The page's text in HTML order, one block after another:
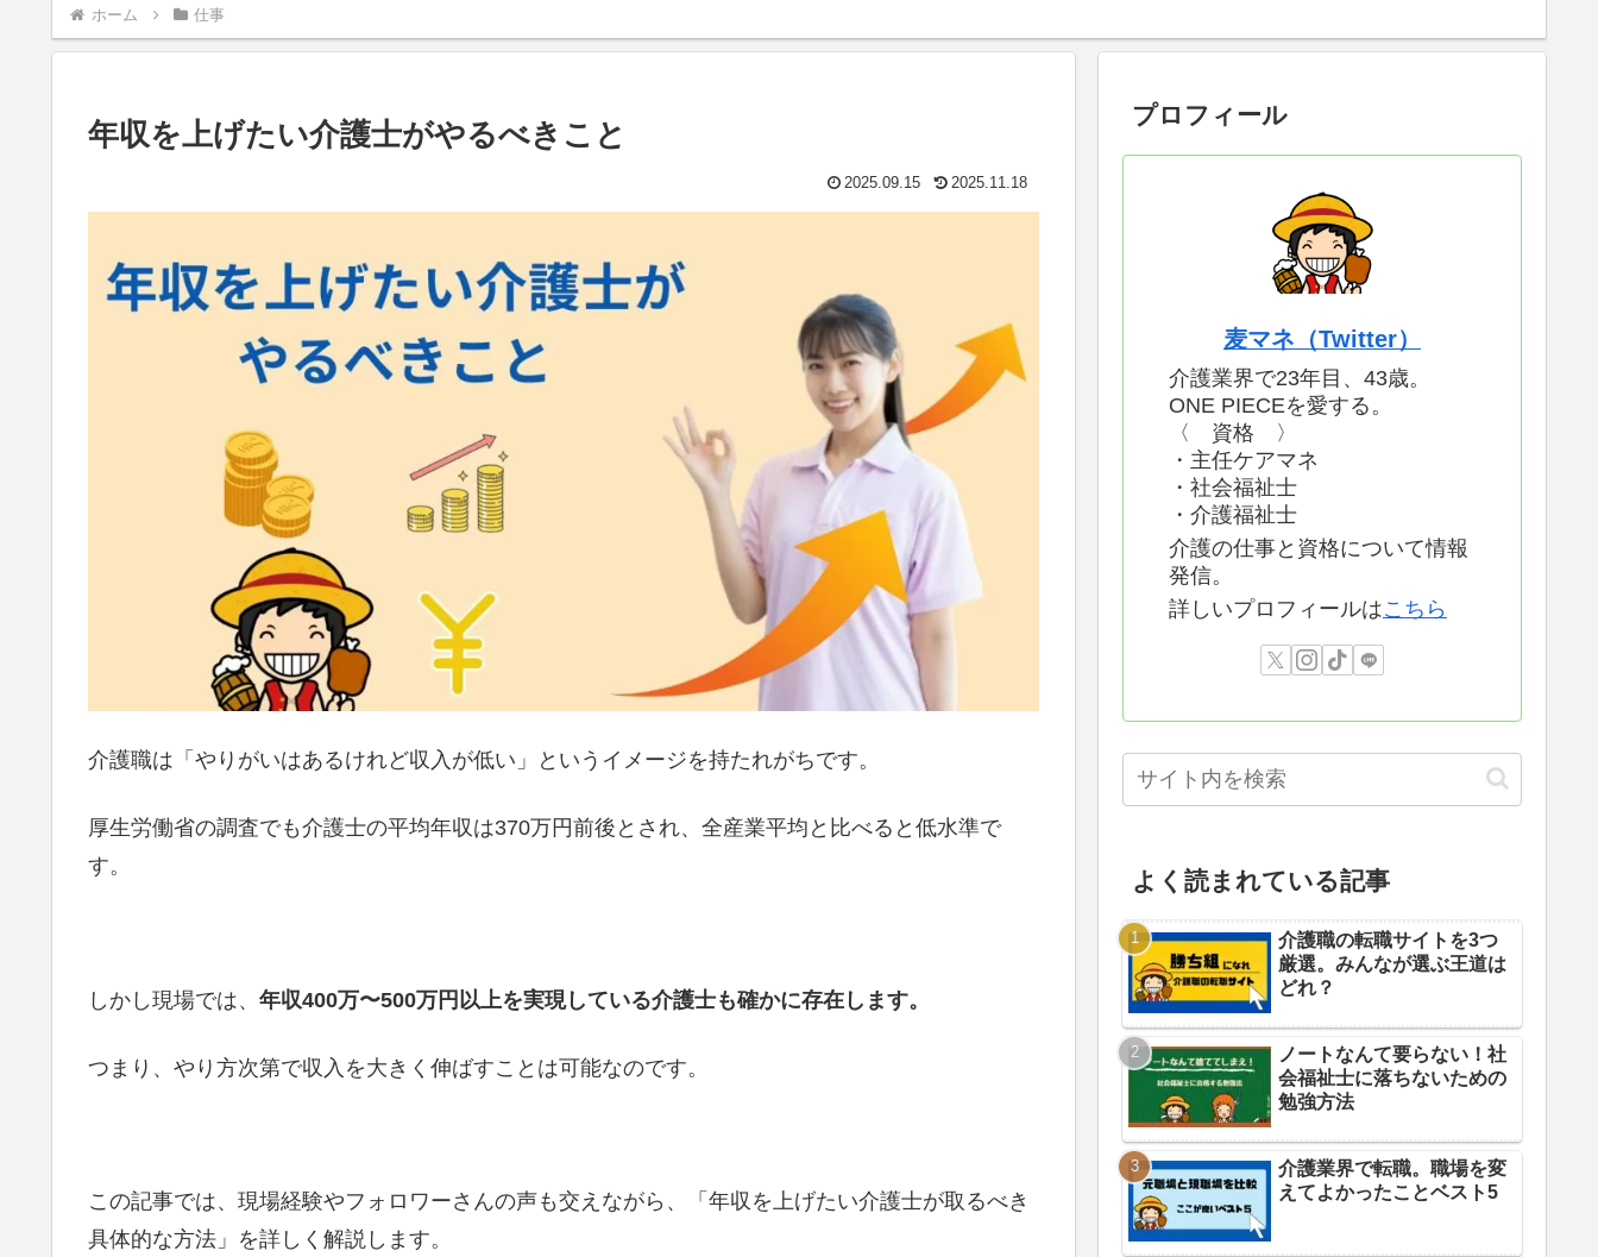
ホーム 仕事
年収を上げたい介護士がやるべきこと
2025.09.15 2025.11.18
介護職は「やりがいはあるけれど収入が低い」というイメージを持たれがちです。
厚生労働省の調査でも介護士の平均年収は370万円前後とされ、全産業平均と比べると低水準で
す。
しかし現場では、 年収400万〜500万円以上を実現している介護士も確かに存在します。
つまり、やり方次第で収入を大きく伸ばすことは可能なのです。
この記事では、現場経験やフォロワーさんの声も交えながら、「年収を上げたい介護士が取るべき
具体的な方法」を詳しく解説します。
プロフィール
麦マネ（Twitter）
介護業界で23年目、43歳。
ONE PIECEを愛する。
〈 資格 〉
・主任ケアマネ
・社会福祉士
・介護福祉士
介護の仕事と資格について情報
発信。
詳しいプロフィールはこちら
よく読まれている記事
介護職の転職サイトを3つ
厳選。みんなが選ぶ王道は
どれ？
ノートなんて要らない！社
会福祉士に落ちないための
勉強方法
介護業界で転職。職場を変
えてよかったことベスト5